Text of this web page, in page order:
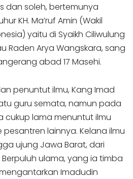
dan soleh, bertemunya
KH. Ma’ruf Amin (Wakil
yaitu di Syaikh Ciliwulung
Raden Arya Wangskara, sang
abad 17 Masehi.
penuntut ilmu, Kang Imad
guru semata, namun pada
cukup lama menuntut ilmu
lainnya. Kelana ilmu
ujung Jawa Barat, dari
ulama, yang ia timba
Imadudin